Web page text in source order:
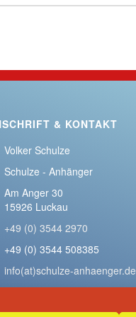
& KONTAKT
Volker Schulze
Schulze - Anhänger
Am Anger 30
15926 Luckau
+49 (0) 3544 2970
+49 (0) 3544 508385
info(at)schulze-anhaenger.de